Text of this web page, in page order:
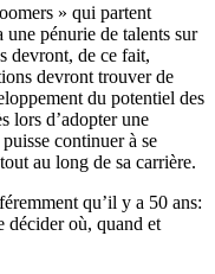
» qui partent
pénurie de talents sur
devront, de ce fait,
devront trouver de
du potentiel des
lors d’adopter une
continuer à se
au long de sa carrière.
qu’il y a 50 ans:
décider où, quand et